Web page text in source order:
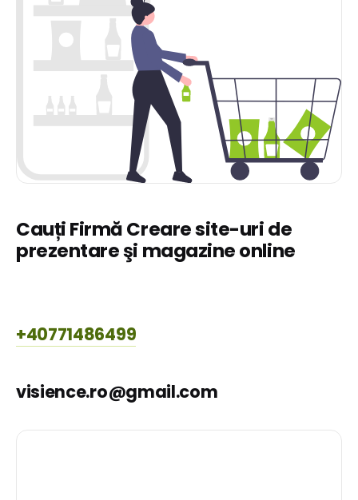
Cauți Firmă Creare site-uri de
prezentare şi magazine online
+40771486499
visience.ro@gmail.com